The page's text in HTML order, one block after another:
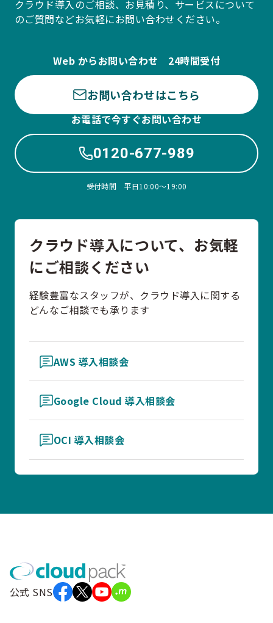
クラウド導入のご相談、お見積り、サービスについて
のご質問などお気軽にお問い合わせください。
Web からお問い合わせ 24時間受付
お問い合わせはこちら
お電話で今すぐお問い合わせ
0120-677-989
受付時間 平日10:00〜19:00
クラウド導入について、お気軽
にご相談ください
経験豊富なスタッフが、クラウド導入に関する
どんなご相談でも承ります
AWS 導入相談会
Google Cloud 導入相談会
OCI 導入相談会
公式 SNS